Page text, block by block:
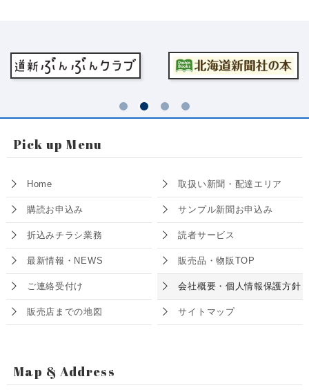
Pick up Menu
Home 取扱い新聞・配達エリア
購読お申込み サンプル新聞お申込み
折込みチラシ業務 読者サービス
最新情報・NEWS 販売品・物販TOP
ご連絡受付け 会社概要・個人情報保護方針
販売店までの地図 サイトマップ
Map & Address